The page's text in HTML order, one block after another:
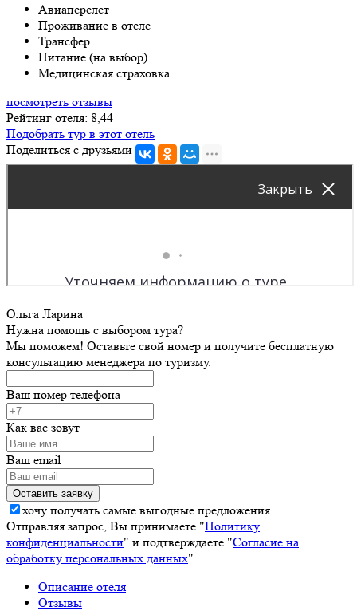
Авиаперелет
Проживание в отеле
Трансфер
Питание (на выбор)
Медицинская страховка
посмотреть отзывы
Рейтинг отеля: 8,44
Подобрать тур в этот отель
Поделиться с друзьями
Ольга Ларина
Нужна помощь с выбором тура?
Мы поможем! Оставьте свой номер и получите бесплатную
консультацию менеджера по туризму.
Ваш номер телефона
Как вас зовут
Ваш email
хочу получать самые выгодные предложения
Отправляя запрос, Вы принимаете "Политику
конфиденциальности" и подтверждаете "Согласие на
обработку персональных данных"
Описание отеля
Отзывы